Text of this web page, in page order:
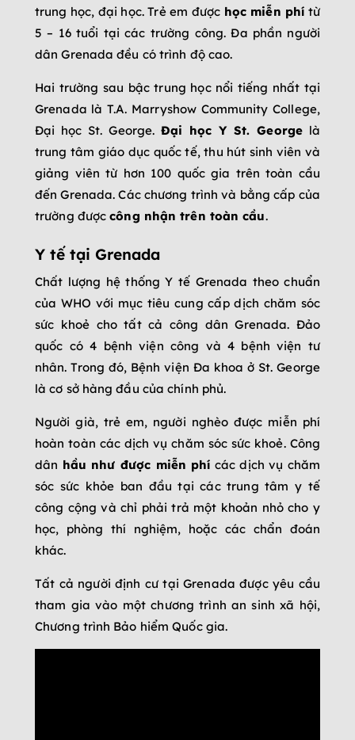
trung học, đại học. Trẻ em được học miễn phí từ
5 – 16 tuổi tại các trường công. Đa phần người
dân Grenada đều có trình độ cao.
Hai trường sau bậc trung học nổi tiếng nhất tại
Grenada là T.A. Marryshow Community College,
Đại học St. George. Đại học Y St. Georgelà
trung tâm giáo dục quốc tế, thu hút sinh viên và
giảng viên từ hơn 100 quốc gia trên toàn cầu
đến Grenada. Các chương trình và bằng cấp của
trường đượccông nhận trên toàn cầu.
Y tế tại Grenada
Chất lượng hệ thống Y tế Grenada theo chuẩn
của WHO với mục tiêu cung cấp dịch chăm sóc
sức khoẻ cho tất cả công dân Grenada. Đảo
quốc có 4 bệnh viện công và 4 bệnh viện tư
nhân. Trong đó, Bệnh viện Đa khoa ở St. George
là cơ sở hàng đầu của chính phủ.
Người già, trẻ em, người nghèo được miễn phí
hoàn toàn các dịch vụ chăm sóc sức khoẻ. Công
dân hầu như được miễn phí các dịch vụ chăm
sóc sức khỏe ban đầu tại các trung tâm y tế
công cộng và chỉ phải trả một khoản nhỏ cho y
học, phòng thí nghiệm, hoặc các chẩn đoán
khác.
Tất cả người định cư tại Grenada được yêu cầu
tham gia vào một chương trình an sinh xã hội,
Chương trình Bảo hiểm Quốc gia.